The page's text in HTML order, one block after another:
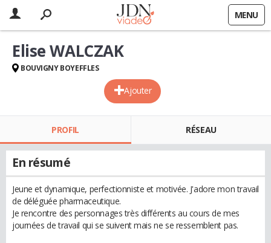
MENU
Ajouter
Elise WALCZAK
BOUVIGNY BOYEFFLES
PROFIL RÉSEAU
En résumé
Jeune et dynamique, perfectionniste et motivée. J'adore mon travail
de déléguée pharmaceutique.
Je rencontre des personnages très différents au cours de mes
journées de travail qui se suivent mais ne se ressemblent pas.